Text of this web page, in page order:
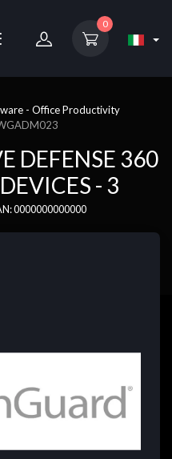
0
- Office Productivity
DEFENSE 360
- 3
0000000000000